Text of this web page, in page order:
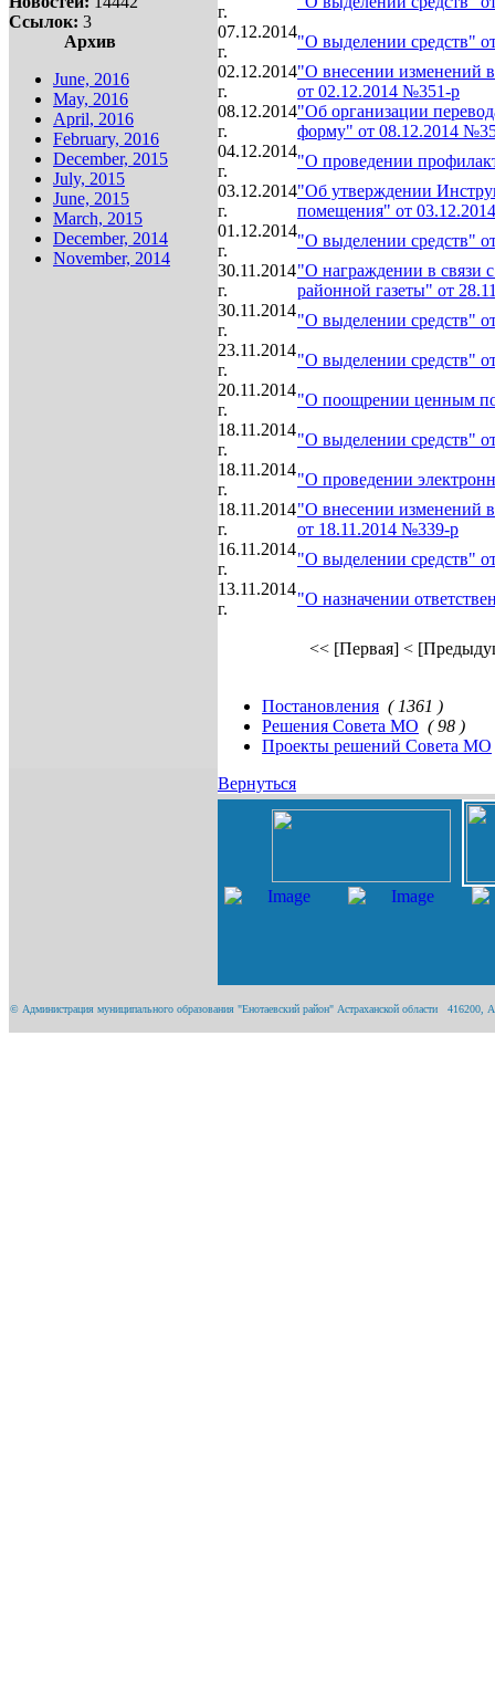
Ссылок: 3
Архив
June, 2016
May, 2016
April, 2016
February, 2016
December, 2015
July, 2015
June, 2015
March, 2015
December, 2014
November, 2014
г.
07.12.2014
г.
"О выделении средств"
02.12.2014
г.
"О внесении изменений
от 02.12.2014 №351-р
08.12.2014
г.
"Об организации
форму" от 08.12.2014
04.12.2014
г.
"О проведении
03.12.2014
г.
"Об утверждении
помещения" от
01.12.2014
г.
"О выделении средств"
30.11.2014
г.
"О награждении в связи
районной газеты" от
30.11.2014
г.
"О выделении средств"
23.11.2014
г.
"О выделении средств"
20.11.2014
г.
"О поощрении ценным
18.11.2014
г.
"О выделении средств"
18.11.2014
г.
"О проведении
18.11.2014
г.
"О внесении изменений
от 18.11.2014 №339-р
16.11.2014
г.
"О выделении средств"
13.11.2014
г.
"О назначении
<< [Первая] <
Постановления ( 1361 )
Решения Совета МО ( 98 )
Проекты решений Совета МО
Вернуться
© Администрация муниципального образования "Енотаевский район" Астраханской области